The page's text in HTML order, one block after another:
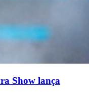
Show lança